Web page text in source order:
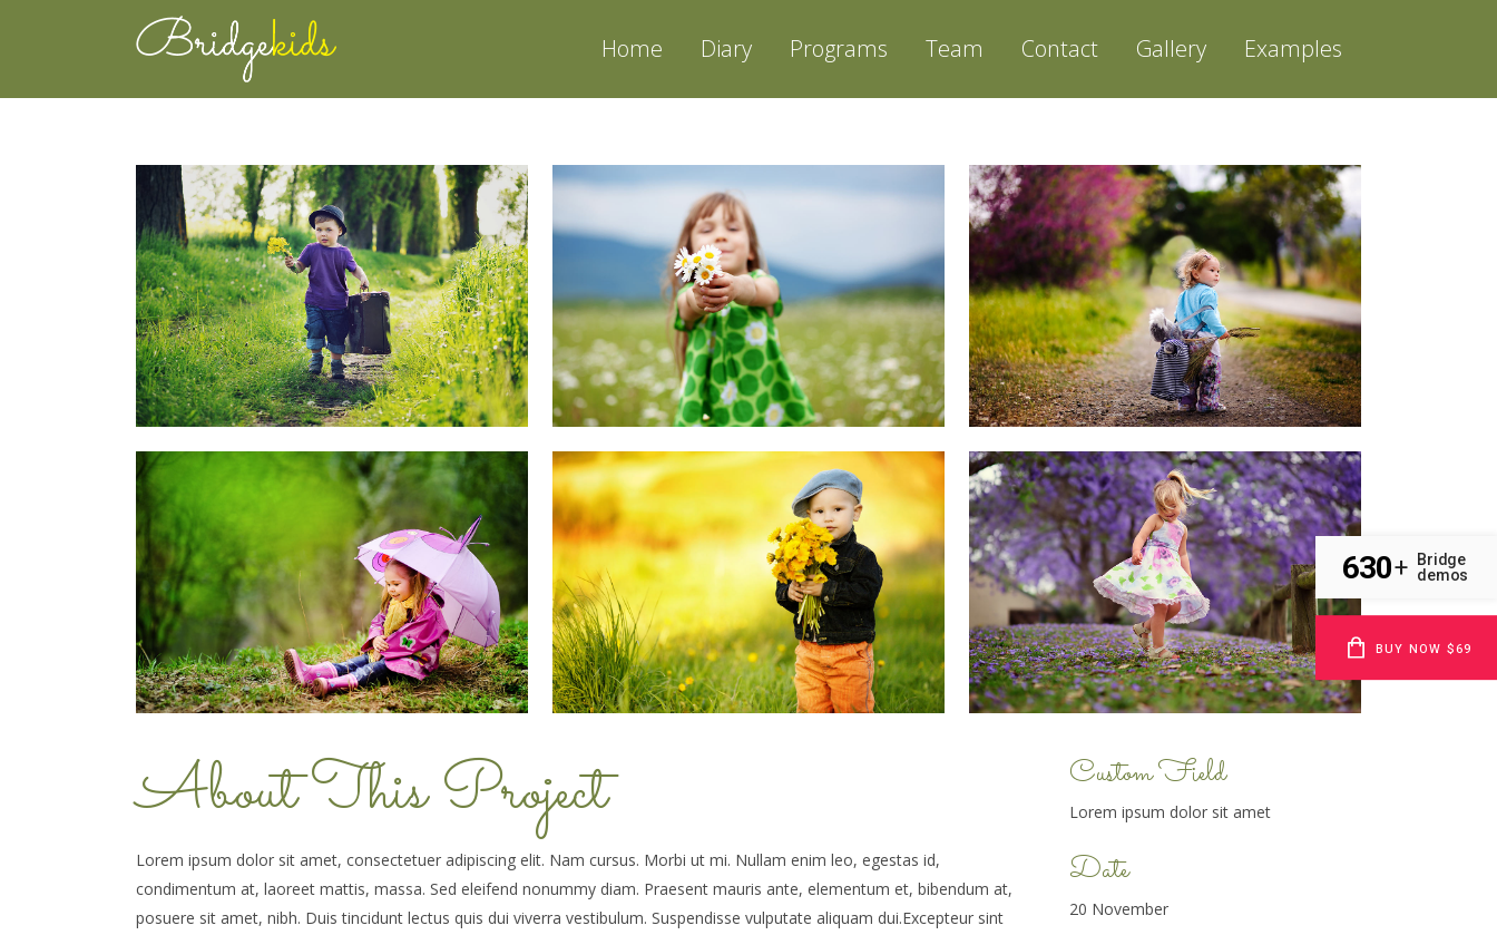
Home Diary Programs Team Contact Gallery Examples
About This Project
Lorem ipsum dolor sit amet, consectetuer adipiscing elit. Nam cursus. Morbi ut mi. Nullam enim leo, egestas id,
condimentum at, laoreet mattis, massa. Sed eleifend nonummy diam. Praesent mauris ante, elementum et, bibendum at,
posuere sit amet, nibh. Duis tincidunt lectus quis dui viverra vestibulum. Suspendisse vulputate aliquam dui.Excepteur sint
Custom Field
Lorem ipsum dolor sit amet
Date
20 November
630+
Bridge
demos
BUY NOW $69